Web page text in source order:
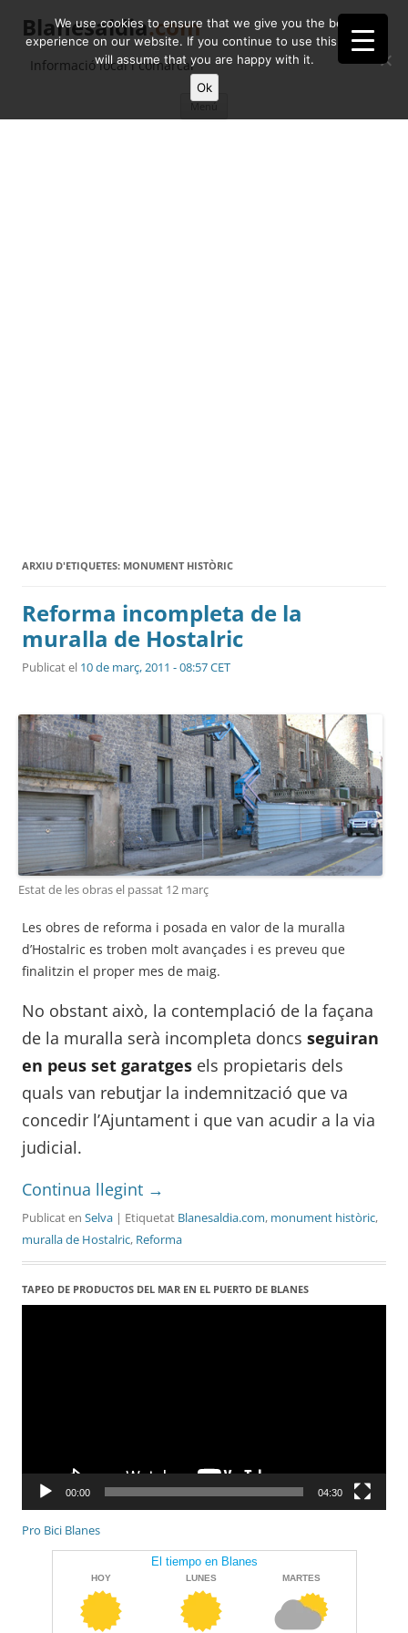
Blanesaldia.com
Informació local i comarcal
contingut
ARXIU D'ETIQUETES: MONUMENT HISTÒRIC
Reforma incompleta de la
muralla de Hostalric
Publicat el 10 de març, 2011 - 08:57 CET
Estat de les obras el passat 12 març
Les obres de reforma i posada en valor de la muralla
d’Hostalric es troben molt avançades i es preveu que
finalitzin el proper mes de maig.
No obstant això, la contemplació de la façana
de la muralla serà incompleta doncs seguiran
en peus set garatges els propietaris dels
quals van rebutjar la indemnització que va
concedir l’Ajuntament i que van acudir a la via
judicial.
Continua llegint →
Publicat en Selva | Etiquetat Blanesaldia.com, monument històric,
muralla de Hostalric, Reforma
TAPEO DE PRODUCTOS DEL MAR EN EL PUERTO DE BLANES
Reproductor
00:00 04:30
Pro Bici Blanes
We use cookies to ensure that we give you the best
experience on our website. If you continue to use this site we
will assume that you are happy with it.
Ok